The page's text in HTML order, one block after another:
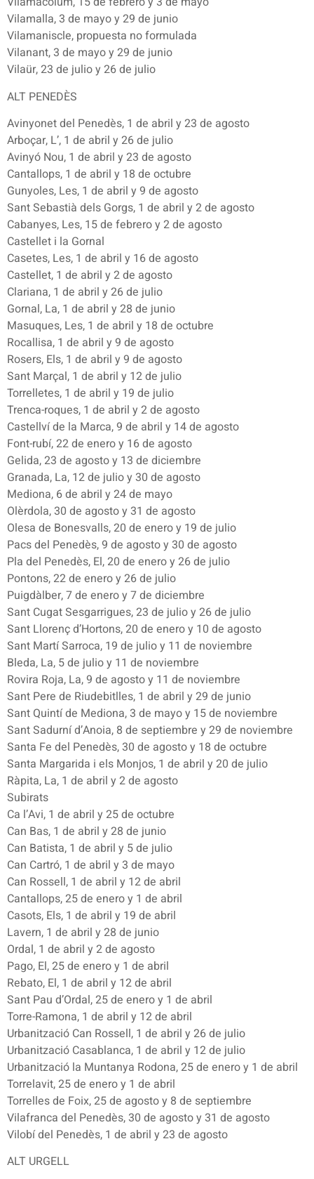
Vilamalla, 3 de mayo y 29 de junio
Vilamaniscle, propuesta no formulada
Vilanant, 3 de mayo y 29 de junio
Vilaür, 23 de julio y 26 de julio
ALT PENEDÈS
Avinyonet del Penedès, 1 de abril y 23 de agosto
Arboçar, L’, 1 de abril y 26 de julio
Avinyó Nou, 1 de abril y 23 de agosto
Cantallops, 1 de abril y 18 de octubre
Gunyoles, Les, 1 de abril y 9 de agosto
Sant Sebastià dels Gorgs, 1 de abril y 2 de agosto
Cabanyes, Les, 15 de febrero y 2 de agosto
Castellet i la Gornal
Casetes, Les, 1 de abril y 16 de agosto
Castellet, 1 de abril y 2 de agosto
Clariana, 1 de abril y 26 de julio
Gornal, La, 1 de abril y 28 de junio
Masuques, Les, 1 de abril y 18 de octubre
Rocallisa, 1 de abril y 9 de agosto
Rosers, Els, 1 de abril y 9 de agosto
Sant Marçal, 1 de abril y 12 de julio
Torrelletes, 1 de abril y 19 de julio
Trenca-roques, 1 de abril y 2 de agosto
Castellví de la Marca, 9 de abril y 14 de agosto
Font-rubí, 22 de enero y 16 de agosto
Gelida, 23 de agosto y 13 de diciembre
Granada, La, 12 de julio y 30 de agosto
Mediona, 6 de abril y 24 de mayo
Olèrdola, 30 de agosto y 31 de agosto
Olesa de Bonesvalls, 20 de enero y 19 de julio
Pacs del Penedès, 9 de agosto y 30 de agosto
Pla del Penedès, El, 20 de enero y 26 de julio
Pontons, 22 de enero y 26 de julio
Puigdàlber, 7 de enero y 7 de diciembre
Sant Cugat Sesgarrigues, 23 de julio y 26 de julio
Sant Llorenç d’Hortons, 20 de enero y 10 de agosto
Sant Martí Sarroca, 19 de julio y 11 de noviembre
Bleda, La, 5 de julio y 11 de noviembre
Rovira Roja, La, 9 de agosto y 11 de noviembre
Sant Pere de Riudebitlles, 1 de abril y 29 de junio
Sant Quintí de Mediona, 3 de mayo y 15 de noviembre
Sant Sadurní d’Anoia, 8 de septiembre y 29 de noviembre
Santa Fe del Penedès, 30 de agosto y 18 de octubre
Santa Margarida i els Monjos, 1 de abril y 20 de julio
Ràpita, La, 1 de abril y 2 de agosto
Subirats
Ca l’Avi, 1 de abril y 25 de octubre
Can Bas, 1 de abril y 28 de junio
Can Batista, 1 de abril y 5 de julio
Can Cartró, 1 de abril y 3 de mayo
Can Rossell, 1 de abril y 12 de abril
Cantallops, 25 de enero y 1 de abril
Casots, Els, 1 de abril y 19 de abril
Lavern, 1 de abril y 28 de junio
Ordal, 1 de abril y 2 de agosto
Pago, El, 25 de enero y 1 de abril
Rebato, El, 1 de abril y 12 de abril
Sant Pau d’Ordal, 25 de enero y 1 de abril
Torre-Ramona, 1 de abril y 12 de abril
Urbanització Can Rossell, 1 de abril y 26 de julio
Urbanització Casablanca, 1 de abril y 12 de julio
Urbanització la Muntanya Rodona, 25 de enero y 1 de abril
Torrelavit, 25 de enero y 1 de abril
Torrelles de Foix, 25 de agosto y 8 de septiembre
Vilafranca del Penedès, 30 de agosto y 31 de agosto
Vilobí del Penedès, 1 de abril y 23 de agosto
ALT URGELL